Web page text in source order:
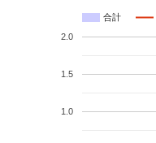
合計
1.0
1.5
2.0